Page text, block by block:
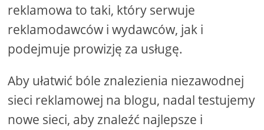
reklamowa to taki, który serwuje
reklamodawców i wydawców, jak i
podejmuje prowizję za usługę.
Aby ułatwić bóle znalezienia niezawodnej
sieci reklamowej na blogu, nadal testujemy
nowe sieci, aby znaleźć najlepsze i